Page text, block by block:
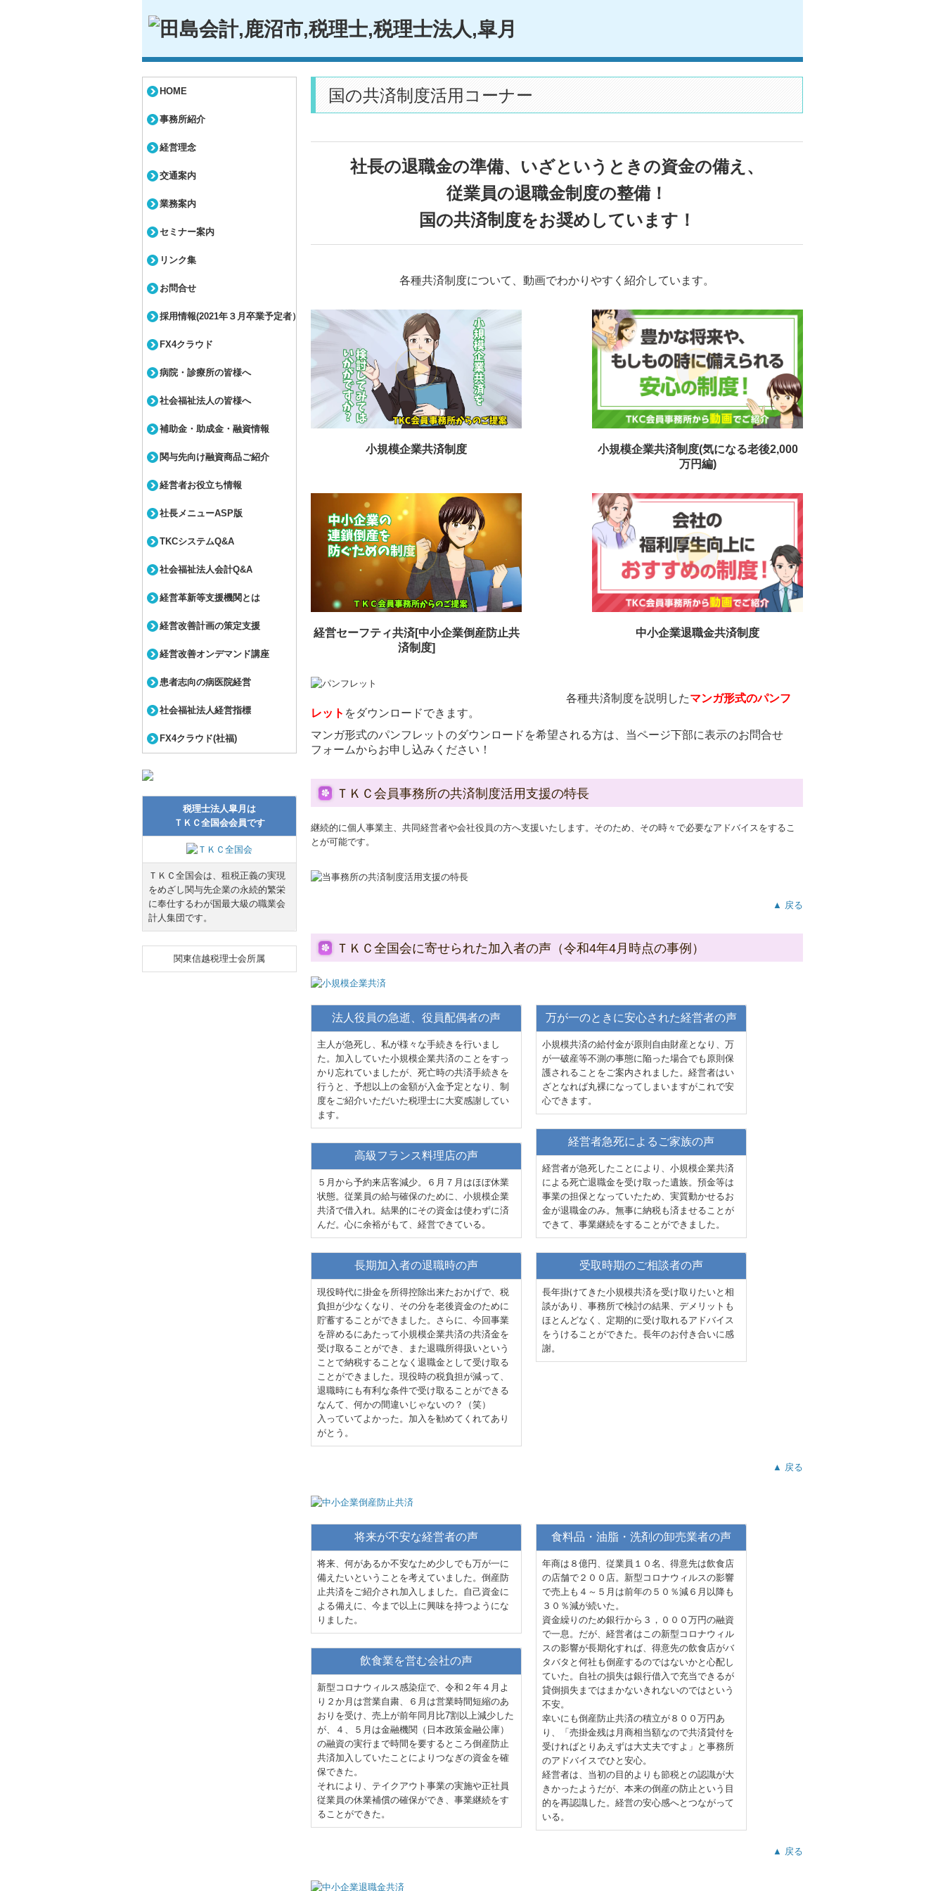
HOME
事務所紹介
経営理念
交通案内
業務案内
セミナー案内
リンク集
お問合せ
採用情報(2021年３月卒業予定者）
FX4クラウド
病院・診療所の皆様へ
社会福祉法人の皆様へ
補助金・助成金・融資情報
関与先向け融資商品ご紹介
経営者お役立ち情報
社長メニューASP版
TKCシステムQ&A
社会福祉法人会計Q&A
経営革新等支援機関とは
経営改善計画の策定支援
経営改善オンデマンド講座
患者志向の病医院経営
社会福祉法人経営指標
FX4クラウド(社福)
税理士法人皐月は
ＴＫＣ全国会会員です
ＴＫＣ全国会は、租税正義の実現
をめざし関与先企業の永続的繁栄
に奉仕するわが国最大級の職業会
計人集団です。
関東信越税理士会所属
国の共済制度活用コーナー
社長の退職金の準備、いざというときの資金の備え、
従業員の退職金制度の整備！
国の共済制度をお奨めしています！
各種共済制度について、動画でわかりやすく紹介しています。
小規模企業共済制度
小規模企業共済制度(気になる老後2,000
万円編)
経営セーフティ共済[中小企業倒産防止共
済制度]
中小企業退職金共済制度
各種共済制度を説明したマンガ形式のパンフ
レット をダウンロードできます。
マンガ形式のパンフレットのダウンロードを希望される方は、当ページ下部に表示のお問合せ
フォームからお申し込みください！
ＴＫＣ会員事務所の共済制度活用支援の特長
継続的に個人事業主、共同経営者や会社役員の方へ支援いたします。そのため、その時々で必要なアドバイスをするこ
とが可能です。
▲ 戻る
ＴＫＣ全国会に寄せられた加入者の声（令和4年4月時点の事例）
法人役員の急逝、役員配偶者の声
主人が急死し、私が様々な手続きを行いまし
た。加入していた小規模企業共済のことをすっ
かり忘れていましたが、死亡時の共済手続きを
行うと、予想以上の金額が入金予定となり、制
度をご紹介いただいた税理士に大変感謝してい
ます。
高級フランス料理店の声
５月から予約来店客減少。６月７月はほぼ休業
状態。従業員の給与確保のために、小規模企業
共済で借入れ。結果的にその資金は使わずに済
んだ。心に余裕がもて、経営できている。
長期加入者の退職時の声
現役時代に掛金を所得控除出来たおかげで、税
負担が少なくなり、その分を老後資金のために
貯蓄することができました。さらに、今回事業
を辞めるにあたって小規模企業共済の共済金を
受け取ることができ、また退職所得扱いという
ことで納税することなく退職金として受け取る
ことができました。現役時の税負担が減って、
退職時にも有利な条件で受け取ることができる
なんて、何かの間違いじゃないの？（笑）
入っていてよかった。加入を勧めてくれてあり
がとう。
万が一のときに安心された経営者の声
小規模共済の給付金が原則自由財産となり、万
が一破産等不測の事態に陥った場合でも原則保
護されることをご案内されました。経営者はい
ざとなれば丸裸になってしまいますがこれで安
心できます。
経営者急死によるご家族の声
経営者が急死したことにより、小規模企業共済
による死亡退職金を受け取った遺族。預金等は
事業の担保となっていたため、実質動かせるお
金が退職金のみ。無事に納税も済ませることが
できて、事業継続をすることができました。
受取時期のご相談者の声
長年掛けてきた小規模共済を受け取りたいと相
談があり、事務所で検討の結果、デメリットも
ほとんどなく、定期的に受け取れるアドバイス
をうけることができた。長年のお付き合いに感
謝。
▲ 戻る
将来が不安な経営者の声
将来、何があるか不安なため少しでも万が一に
備えたいということを考えていました。倒産防
止共済をご紹介され加入しました。自己資金に
よる備えに、今まで以上に興味を持つようにな
りました。
飲食業を営む会社の声
新型コロナウィルス感染症で、令和２年４月よ
り２か月は営業自粛、６月は営業時間短縮のあ
おりを受け、売上が前年同月比7割以上減少した
が、４、５月は金融機関（日本政策金融公庫）
の融資の実行まで時間を要するところ倒産防止
共済加入していたことによりつなぎの資金を確
保できた。
それにより、テイクアウト事業の実施や正社員
従業員の休業補償の確保ができ、事業継続をす
ることができた。
食料品・油脂・洗剤の卸売業者の声
年商は８億円、従業員１０名、得意先は飲食店
の店舗で２００店。新型コロナウィルスの影響
で売上も４～５月は前年の５０％減６月以降も
３０％減が続いた。
資金繰りのため銀行から３，０００万円の融資
で一息。だが、経営者はこの新型コロナウィル
スの影響が長期化すれば、得意先の飲食店がバ
タバタと何社も倒産するのではないかと心配し
ていた。自社の損失は銀行借入で充当できるが
貸倒損失まではまかないきれないのではという
不安。
幸いにも倒産防止共済の積立が８００万円あ
り、「売掛金残は月商相当額なので共済貸付を
受ければとりあえずは大丈夫ですよ」と事務所
のアドバイスでひと安心。
経営者は、当初の目的よりも節税との認識が大
きかったようだが、本来の倒産の防止という目
的を再認識した。経営の安心感へとつながって
いる。
▲ 戻る